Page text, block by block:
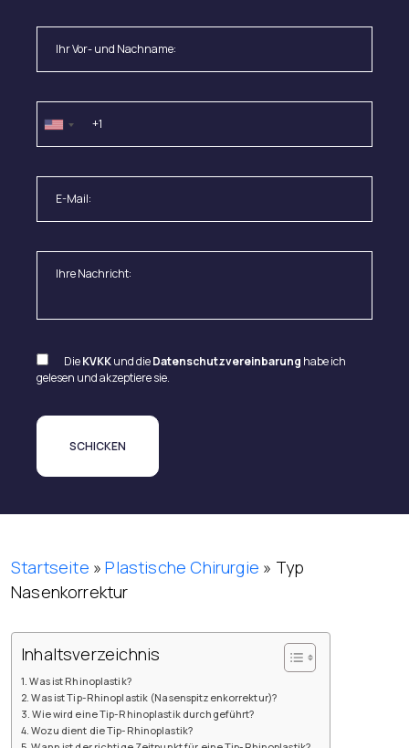
DieKVKKund dieDatenschutzvereinbarung habe ich
gelesen und akzeptiere sie.
Startseite »Plastische Chirurgie » Typ
Nasenkorrektur
Inhaltsverzeichnis
Was ist Rhinoplastik?
Was ist Tip-Rhinoplastik (Nasenspitzenkorrektur)?
Wie wird eine Tip-Rhinoplastik durchgeführt?
Wozu dient die Tip-Rhinoplastik?